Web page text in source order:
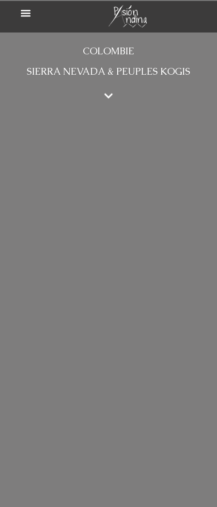
COLOMBIE
SIERRA NEVADA & PEUPLES KOGIS